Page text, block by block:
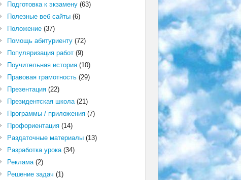
Подготовка к экзамену(63)
Полезные веб сайты(6)
Положение(37)
Помощь абитуриенту(72)
Популяризация работ(9)
Поучительная история(10)
Правовая грамотность(29)
Презентация(22)
Президентская школа(21)
Программы / приложения(7)
Профориентация(14)
Раздаточные материалы(13)
Разработка урока(34)
Реклама(2)
Решение задач (1)